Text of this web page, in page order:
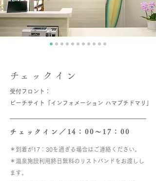
​チェックイン
受付フロント：
ビーチサイト「インフォメーション ハマブチドマリ」​
​チェックイン／14：00～17：00
＊到着が17：30を過ぎる場合はご連絡ください。
​＊温泉施設利用終日無料のリストバンドをお渡しし
ます。